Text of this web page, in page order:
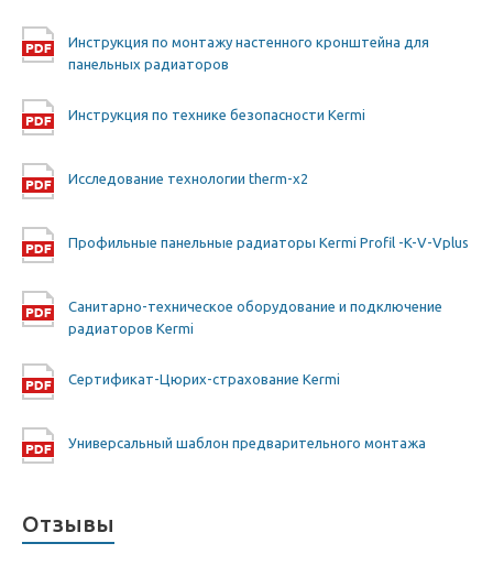
Инструкция по монтажу настенного кронштейна для
панельных радиаторов
Инструкция по технике безопасности Kermi
Исследование технологии therm-x2
Профильные панельные радиаторы Kermi Profil -K-V-Vplus
Санитарно-техническое оборудование и подключение
радиаторов Kermi
Сертификат-Цюрих-страхование Kermi
Универсальный шаблон предварительного монтажа
Отзывы